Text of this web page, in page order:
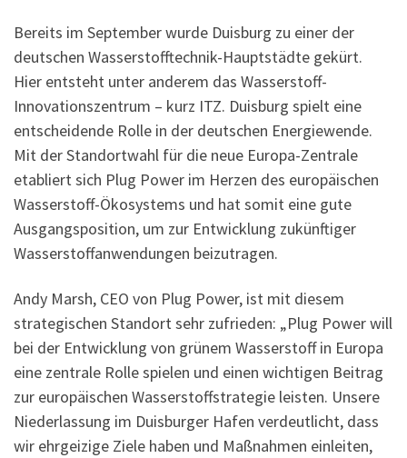
Bereits im September wurde Duisburg zu einer der
deutschen Wasserstofftechnik-Hauptstädte gekürt.
Hier entsteht unter anderem das Wasserstoff-
Innovationszentrum – kurz ITZ. Duisburg spielt eine
entscheidende Rolle in der deutschen Energiewende.
Mit der Standortwahl für die neue Europa-Zentrale
etabliert sich Plug Power im Herzen des europäischen
Wasserstoff-Ökosystems und hat somit eine gute
Ausgangsposition, um zur Entwicklung zukünftiger
Wasserstoffanwendungen beizutragen.
Andy Marsh, CEO von Plug Power, ist mit diesem
strategischen Standort sehr zufrieden: „Plug Power will
bei der Entwicklung von grünem Wasserstoff in Europa
eine zentrale Rolle spielen und einen wichtigen Beitrag
zur europäischen Wasserstoffstrategie leisten. Unsere
Niederlassung im Duisburger Hafen verdeutlicht, dass
wir ehrgeizige Ziele haben und Maßnahmen einleiten,